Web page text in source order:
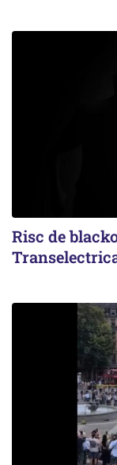
Risc de